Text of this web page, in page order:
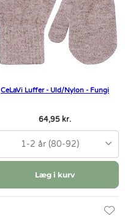
CeLaVi Luffer - Uld/Nylon - Fungi
64,95 kr.
1-2 år (80-92)
Læg i kurv